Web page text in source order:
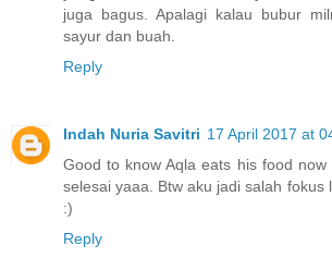
juga bagus. Apalagi kalau bubur
sayur dan buah.
Reply
Indah Nuria Savitri 17 April 2017 at
Good to know Aqla eats his food
selesai yaaa. Btw aku jadi salah fokus
:)
Reply